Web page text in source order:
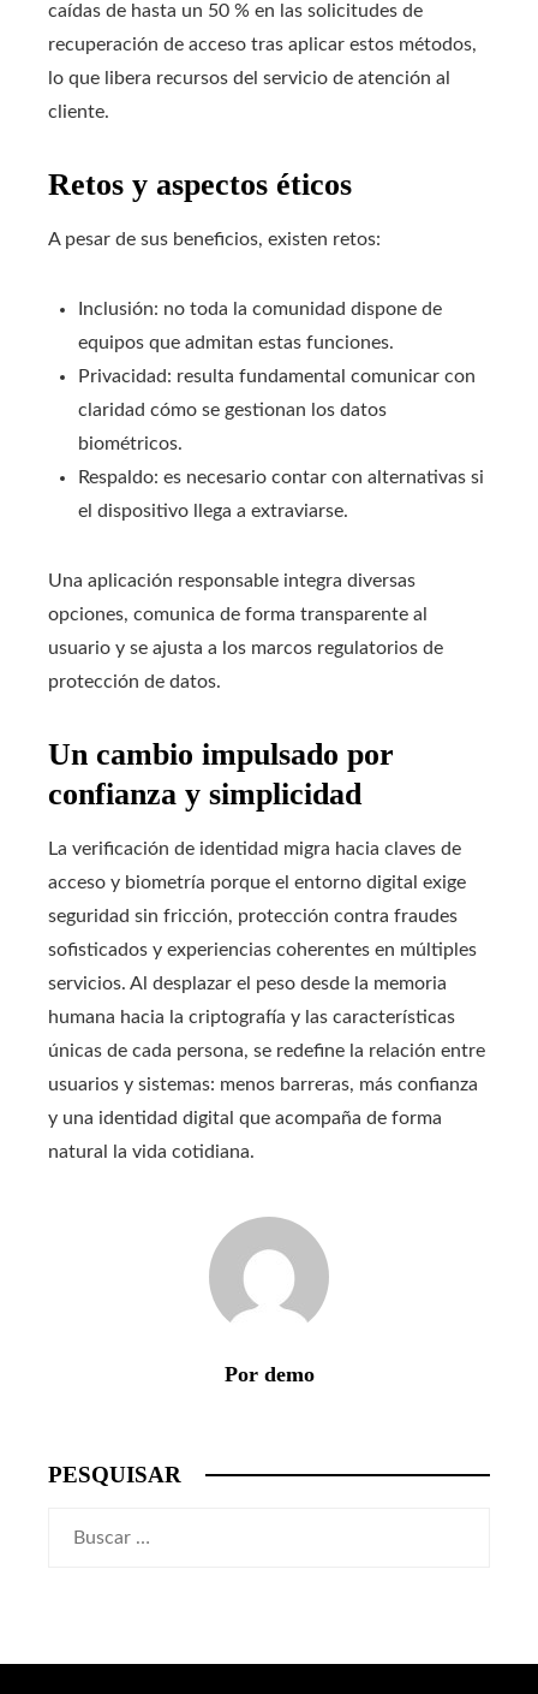
caídas de hasta un 50 % en las solicitudes de
recuperación de acceso tras aplicar estos métodos,
lo que libera recursos del servicio de atención al
cliente.
Retos y aspectos éticos
A pesar de sus beneficios, existen retos:
Inclusión: no toda la comunidad dispone de
equipos que admitan estas funciones.
Privacidad: resulta fundamental comunicar con
claridad cómo se gestionan los datos
biométricos.
Respaldo: es necesario contar con alternativas si
el dispositivo llega a extraviarse.
Una aplicación responsable integra diversas
opciones, comunica de forma transparente al
usuario y se ajusta a los marcos regulatorios de
protección de datos.
Un cambio impulsado por
confianza y simplicidad
La verificación de identidad migra hacia claves de
acceso y biometría porque el entorno digital exige
seguridad sin fricción, protección contra fraudes
sofisticados y experiencias coherentes en múltiples
servicios. Al desplazar el peso desde la memoria
humana hacia la criptografía y las características
únicas de cada persona, se redefine la relación entre
usuarios y sistemas: menos barreras, más confianza
y una identidad digital que acompaña de forma
natural la vida cotidiana.
Por demo
PESQUISAR